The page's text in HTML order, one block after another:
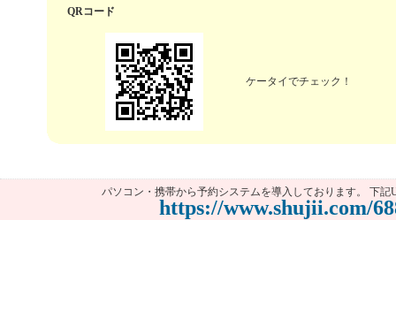
QRコード
ケータイでチェック！
パソコン・携帯から予約システムを導入しております。 下記
https://www.shujii.com/